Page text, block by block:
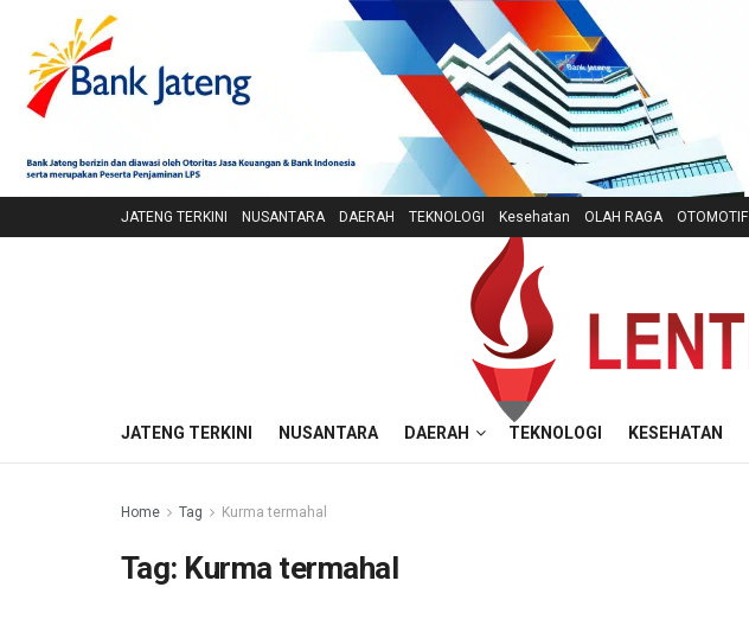
JATENG TERKINI NUSANTARA DAERAH TEKNOLOGI Kesehatan OLAH RAGA OTOMOTIF
JATENG TERKINI NUSANTARA DAERAH TEKNOLOGI KESEHATAN
Home Tag Kurma termahal
Tag: Kurma termahal